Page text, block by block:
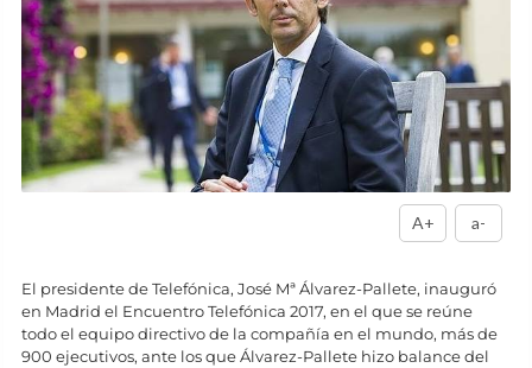
A+ a-
El presidente de Telefónica, José Mª Álvarez-Pallete, inauguró
en Madrid el Encuentro Telefónica 2017, en el que se reúne
todo el equipo directivo de la compañía en el mundo, más de
900 ejecutivos, ante los que Álvarez-Pallete hizo balance del